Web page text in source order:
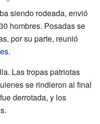
siendo rodeada, envió
hombres. Posadas se
por su parte, reunió
.
Las tropas patriotas
se rindieron al final
derrotada, y los